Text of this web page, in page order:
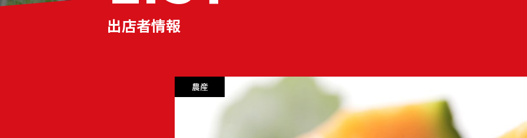
出店者情報
農産